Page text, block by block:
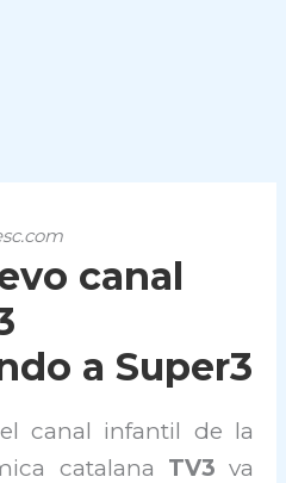
canal
a Super3
canal infantil de la
catalana TV3 va